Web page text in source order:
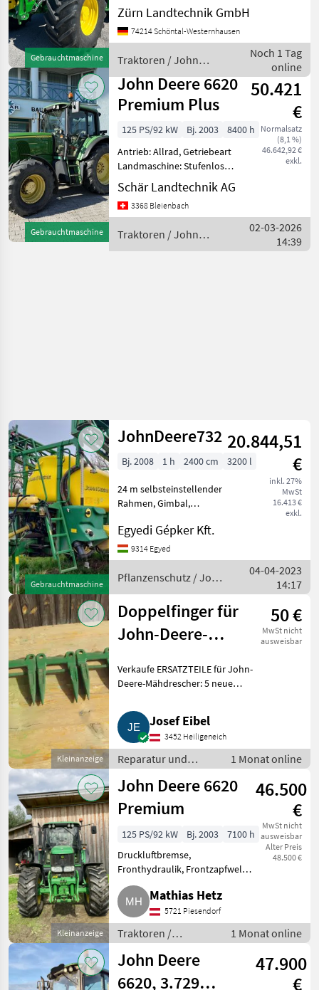
Gebrauchtmaschine
Allrad Zum Verkauf steht
ein gebrauchter John Deere
6R 185. Hersteller:
Leistung: 185 PS Mot
Zürn Landtechnik GmbH
74214 Schöntal-Westernhausen
Traktoren / John
Deere
Noch 1 Tag
online
Gebrauchtmaschine
John Deere 6620
Premium Plus
50.421
€
Normalsatz
(8,1 %)
46.642,92 €
exkl.
125 PS/92 kW Bj. 2003
8400 h
Antrieb: Allrad, Getriebeart
Landmaschine: Stufenloses
Getriebe, Plattform: Kabine,
Zapfwellendrehzahl:
540/540E/1000,
km/h: 40 km/h, Aufladung:
Schär Landtechnik AG
3368 Bleienbach
Traktoren / John
Deere
02-03-2026
14:39
Gebrauchtmaschine
JohnDeere732 20.844,51
€
inkl. 27%
MwSt
16.413 €
exkl.
Bj. 2008 1 h 2400 cm 3200 l
24 m selbsteinstellender
Rahmen, Gimbal,
Stangenverstellung,
Monitorsteuerung, in
gutem Zustand zu
verkaufen Pflanzenschutz
Egyedi Gépker Kft.
9314 Egyed
Pflanzenschutz / John
Deere
04-04-2023
14:17
Kleinanzeige
Doppelfinger für
John-Deere-
50 €
MwSt nicht
ausweisbar
Verkaufe ERSATZTEILE für John-
Deere-Mähdrescher: 5 neue
Ersatzteil-Nummer Z11228.
Gesamtpreis € 50. Zusendung
möglich, zuzüglich Versand
Josef Eibel
3452 Heiligeneich
Reparatur und
Ersatzteile /
Sonstige Reparatur
und Ersatzteile
1 Monat online
Kleinanzeige
John Deere 6620
Premium
46.500
€
MwSt nicht
ausweisbar
Alter Preis
48.500 €
125 PS/92 kW Bj. 2003
7100 h
Druckluftbremse,
Fronthydraulik, Frontzapfwelle,
gefederte Vorderachse,
Klimaanlage, Kriechgang, EHR,
Luftsitz, 4-Rad Bremse,
hydraulisches Bremsventil,
druckloser Rücklauf, Po
Mathias Hetz
5721 Piesendorf
Traktoren /
Standard Traktoren
1 Monat online
John Deere
6620, 3.729
47.900
€